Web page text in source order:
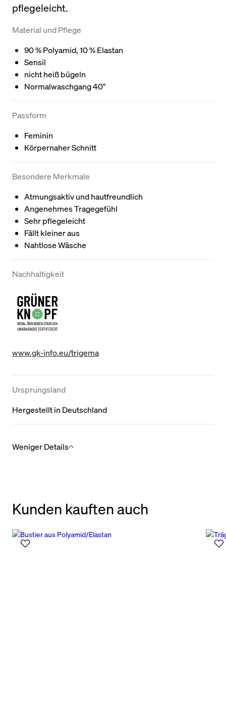
pflegeleicht.
Material und Pflege
90 % Polyamid, 10 % Elastan
Sensil
nicht heiß bügeln
Normalwaschgang 40°
Passform
Feminin
Körpernaher Schnitt
Besondere Merkmale
Atmungsaktiv und hautfreundlich
Angenehmes Tragegefühl
Sehr pflegeleicht
Fällt kleiner aus
Nahtlose Wäsche
Nachhaltigkeit
www.gk-info.eu/trigema
Ursprungsland
Hergestellt in Deutschland
Weniger Details
Kunden kauften auch